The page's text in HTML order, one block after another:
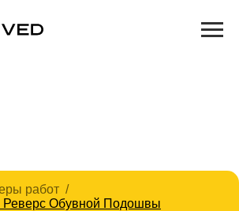
работ
Реверс Обувной Подошвы